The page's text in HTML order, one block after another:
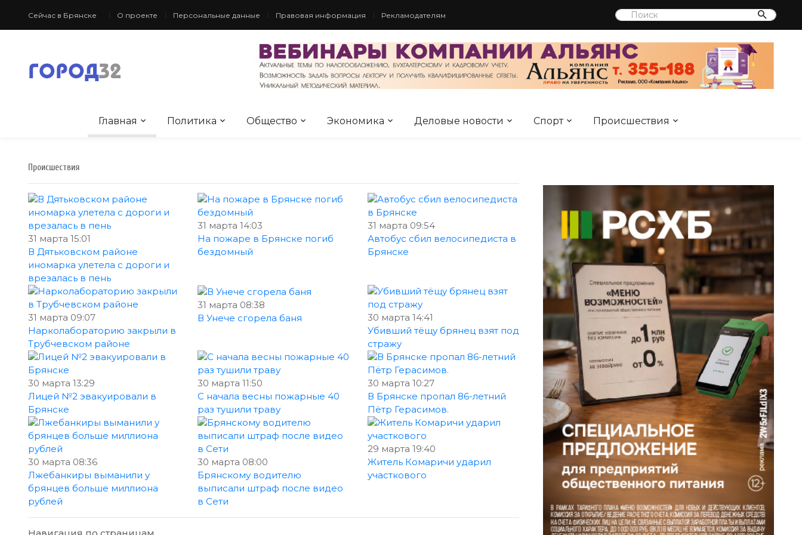
Сейчас в Брянске О проекте Персональные данные Правовая информация Рекламодателям
Главная Политика Общество Экономика Деловые новости Спорт Происшествия
Происшествия
31 марта 15:01
В Дятьковском районе
иномарка улетела с дороги и
врезалась в пень
31 марта 14:03
На пожаре в Брянске погиб
бездомный
31 марта 09:54
Автобус сбил велосипедиста в
Брянске
31 марта 09:07
Нарколабораторию закрыли в
Трубчевском районе
31 марта 08:38
В Унече сгорела баня
30 марта 14:41
Убивший тёщу брянец взят под
стражу
30 марта 13:29
Лицей №2 эвакуировали в
Брянске
30 марта 11:50
С начала весны пожарные 40
раз тушили траву
30 марта 10:27
В Брянске пропал 86-летний
Пётр Герасимов.
30 марта 08:36
Лжебанкиры выманили у
брянцев больше миллиона
рублей
30 марта 08:00
Брянскому водителю
выписали штраф после видео
в Сети
29 марта 19:40
Житель Комаричи ударил
участкового